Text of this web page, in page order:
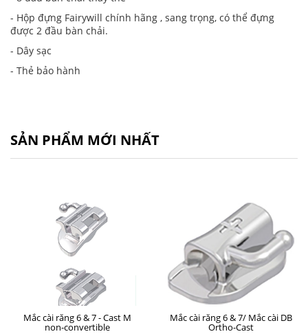
- Hộp đựng Fairywill chính hãng , sang trọng, có thể đựng
được 2 đầu bàn chải.
- Dây sạc
- Thẻ bảo hành
SẢN PHẨM MỚI NHẤT
Mắc cài răng 6 & 7 - Cast M
non-convertible
Mắc cài răng 6 & 7/ Mắc cài DB
Ortho-Cast